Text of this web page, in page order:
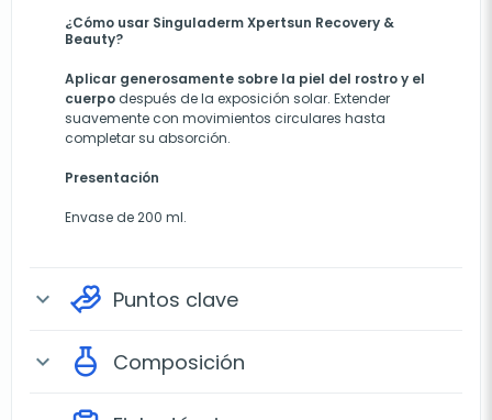
¿Cómo usar Singuladerm Xpertsun Recovery &
Beauty?
Aplicar generosamente sobre la piel del rostro y el
cuerpo después de la exposición solar. Extender
suavemente con movimientos circulares hasta
completar su absorción.
Presentación
Envase de 200 ml.
expand_more Puntos clave
expand_more Composición